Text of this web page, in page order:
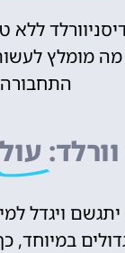
ללא
מומלץ
במיוחד,